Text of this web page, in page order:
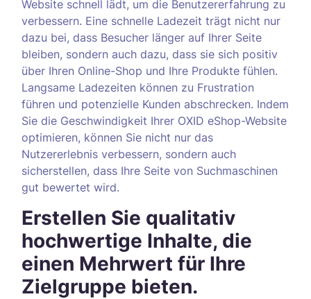
Website schnell lädt, um die Benutzererfahrung zu
verbessern. Eine schnelle Ladezeit trägt nicht nur
dazu bei, dass Besucher länger auf Ihrer Seite
bleiben, sondern auch dazu, dass sie sich positiv
über Ihren Online-Shop und Ihre Produkte fühlen.
Langsame Ladezeiten können zu Frustration
führen und potenzielle Kunden abschrecken. Indem
Sie die Geschwindigkeit Ihrer OXID eShop-Website
optimieren, können Sie nicht nur das
Nutzererlebnis verbessern, sondern auch
sicherstellen, dass Ihre Seite von Suchmaschinen
gut bewertet wird.
Erstellen Sie qualitativ
hochwertige Inhalte, die
einen Mehrwert für Ihre
Zielgruppe bieten.